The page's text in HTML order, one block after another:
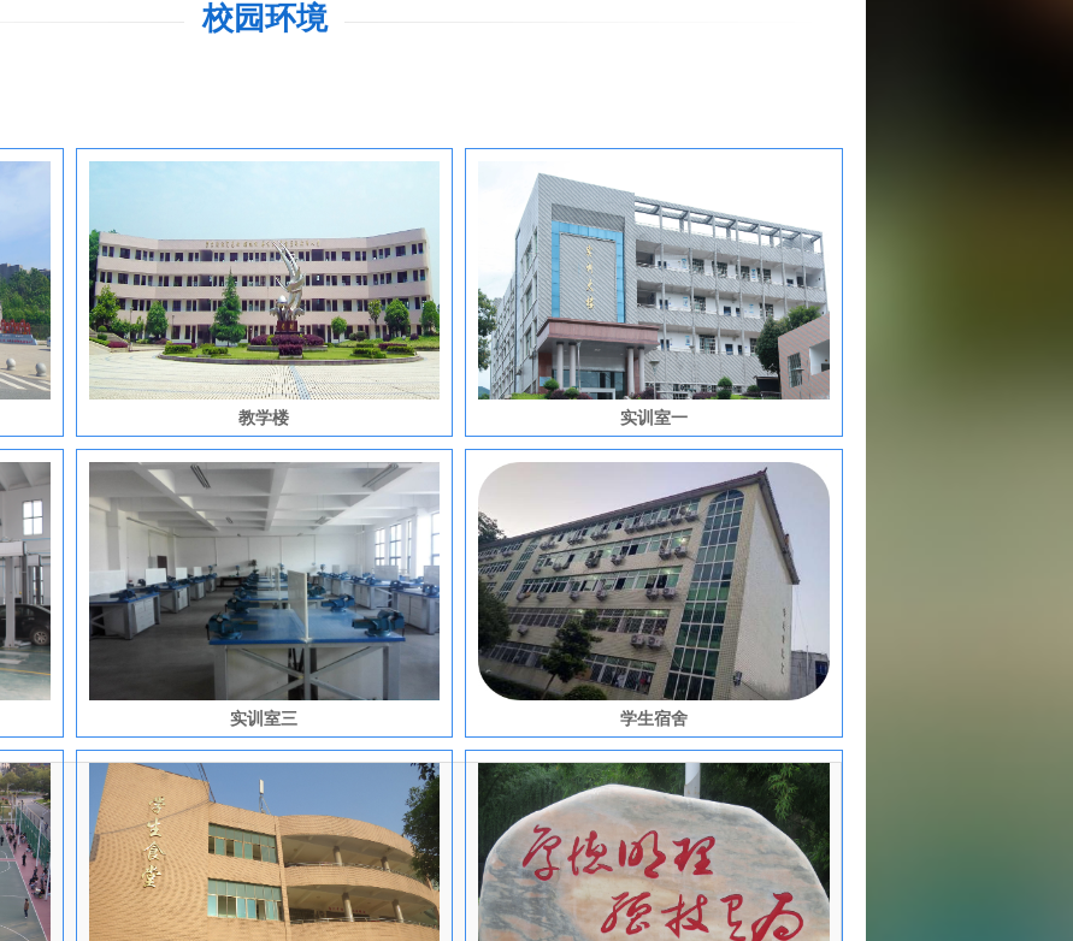
校园环境
教学楼 实训室一
实训室三 学生宿舍